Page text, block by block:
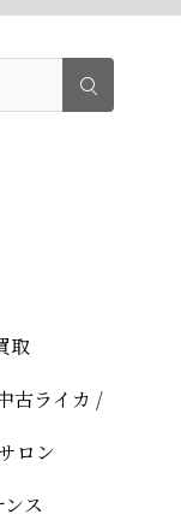
取
古ライカ /
ロン
ス